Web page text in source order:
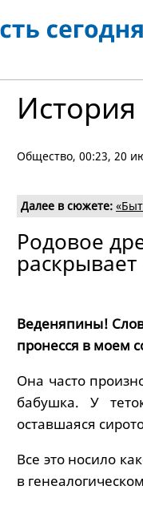
Общество, 00:23, 20
Далее в сюжете:
Родовое
Веденяпины!
пронесся в моем
Она часто
бабушка. У
оставшаяся
Все это носило
в